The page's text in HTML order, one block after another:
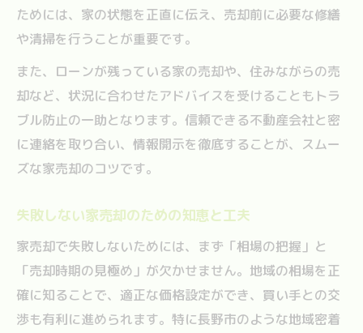
ためには、家の状態を正直に伝え、売却前に必要な修繕
や清掃を行うことが重要です。
また、ローンが残っている家の売却や、住みながらの売
却など、状況に合わせたアドバイスを受けることもトラ
ブル防止の一助となります。信頼できる不動産会社と密
に連絡を取り合い、情報開示を徹底することが、スムー
ズな家売却のコツです。
失敗しない家売却のための知恵と工夫
家売却で失敗しないためには、まず「相場の把握」と
「売却時期の見極め」が欠かせません。地域の相場を正
確に知ることで、適正な価格設定ができ、買い手との交
渉も有利に進められます。特に長野市のような地域密着